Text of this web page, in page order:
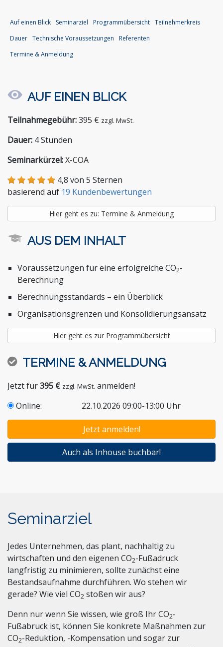
Auf einen Blick Seminarziel Programmübersicht Teilnehmerkreis
Dauer Technische Voraussetzungen
Referenten
Termine & Anmeldung
AUF EINEN BLICK
Teilnahmegebühr:395 € zzgl. MwSt.
Dauer: 4 Stunden
Seminarkürzel:X-COA
4,8 von 5 Sternen
basierend auf 19 Kundenbewertungen
Hier geht es zu: Termine & Anmeldung
AUS DEM INHALT
Voraussetzungen für eine erfolgreiche CO2-
Berechnung
Berechnungsstandards – ein Überblick
Organisationsgrenzen und Konsolidierungsansatz
Hier geht es zur Programmübersicht
TERMINE & ANMELDUNG
Jetzt für395 € zzgl. MwSt. anmelden!
Online:
22.10.2026 09:00-13:00 Uhr
Jetzt anmelden!
Auch als Inhouse buchbar!
Seminarziel
Jedes Unternehmen, das plant, nachhaltig zu
wirtschaften und den eigenen CO2-Fußadruck
langfristig zu minimieren, sollte zunächst eine
Bestandsaufnahme durchführen. Wo stehen wir
gerade? Wie viel CO2 stoßen wir aus?
Denn nur wenn Sie wissen, wie groß Ihr CO2-
Fußabruck ist, können Sie konkrete Maßnahmen zur
CO2-Reduktion, -Kompensation und sogar zur